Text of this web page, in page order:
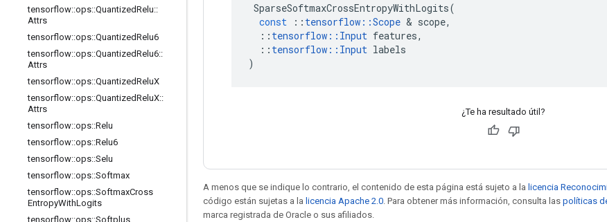
tensorflow::ops::QuantizedRelu::
Attrs
tensorflow::ops::QuantizedRelu6
tensorflow::ops::QuantizedRelu6::
Attrs
tensorflow::ops::QuantizedReluX
tensorflow::ops::QuantizedReluX::
Attrs
tensorflow::ops::Relu
tensorflow::ops::Relu6
tensorflow::ops::Selu
tensorflow::ops::Softmax
tensorflow::ops::SoftmaxCross
EntropyWithLogits
tensorflow::ops::Softplus
SparseSoftmaxCrossEntropyWithLogits(
const
:: tensorflow ::Scope & scope,
:: tensorflow :: Input features,
:: tensorflow :: Input labels
)
¿Te ha resultado útil?
A menos que se indique lo contrario, el contenido de esta página está sujeto a la licencia
código están sujetas a la licencia Apache 2.0 . Para obtener más información, consulta las políticas
marca registrada de Oracle o sus afiliados.